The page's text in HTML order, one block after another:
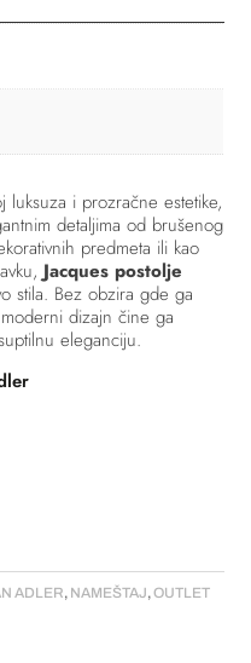
je:
luksuza i prozračne estetike,
detaljima od brušenog
predmeta ili kao
Jacques postolje
stila. Bez obzira gde ga
dizajn čine ga
eleganciju.
ADLER, NAMEŠTAJ,OUTLET